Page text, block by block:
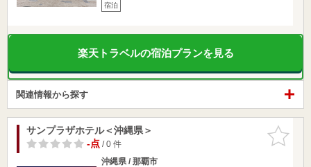
宿泊
楽天トラベルの宿泊プランを見る
関連情報から探す
お気に入
りに追加
サンプラザホテル＜沖縄県＞
-点/ 0 件
沖縄県 / 那覇市